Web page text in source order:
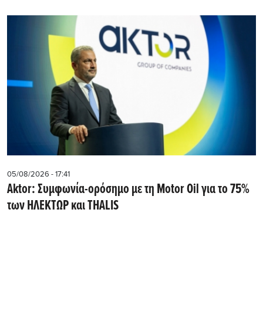
05/08/2026 - 17:41
Aktor: Συμφωνία-ορόσημο με τη Motor Oil για το 75%
των ΗΛΕΚΤΩΡ και THALIS